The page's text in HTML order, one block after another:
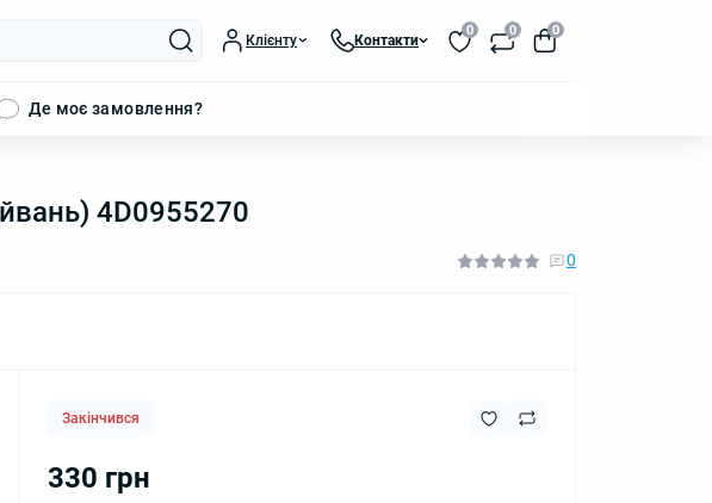
Клієнту Контакти
0 0 0
Де моє замовлення?
4D0955270
0
Закінчився
330 грн